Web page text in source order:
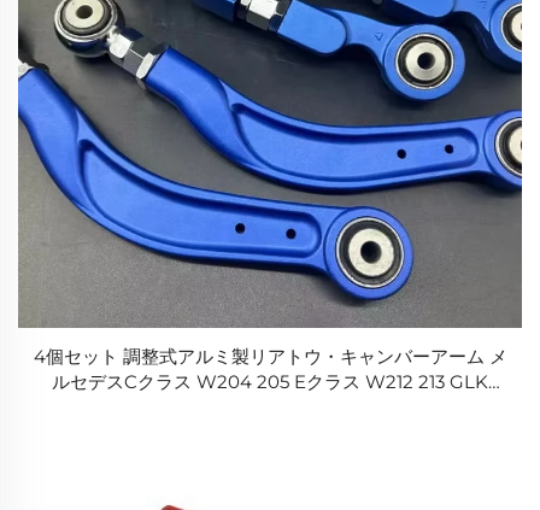
4個セット 調整式アルミ製リアトウ・キャンバーアーム メ
ルセデスCクラス W204 205 Eクラス W212 213 GLK